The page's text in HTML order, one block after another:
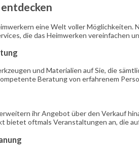
eine Welt voller Möglichkeiten.
die das Heimwerken vereinfachen
und Materialien auf Sie, die
Beratung von erfahrenem
ihr Angebot über den Verkauf
bietet oftmals Veranstaltungen an, die